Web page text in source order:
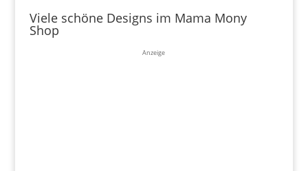
Viele schöne Designs im Mama Mony
Shop
Anzeige